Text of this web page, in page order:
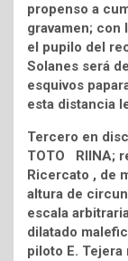
propenso a
gravamen; con
el pupilo del
Solanes será
esquivos
esta distancia
Tercero en
TOTO RIINA;
Ricercato , de
altura de
escala
dilatado
piloto E.